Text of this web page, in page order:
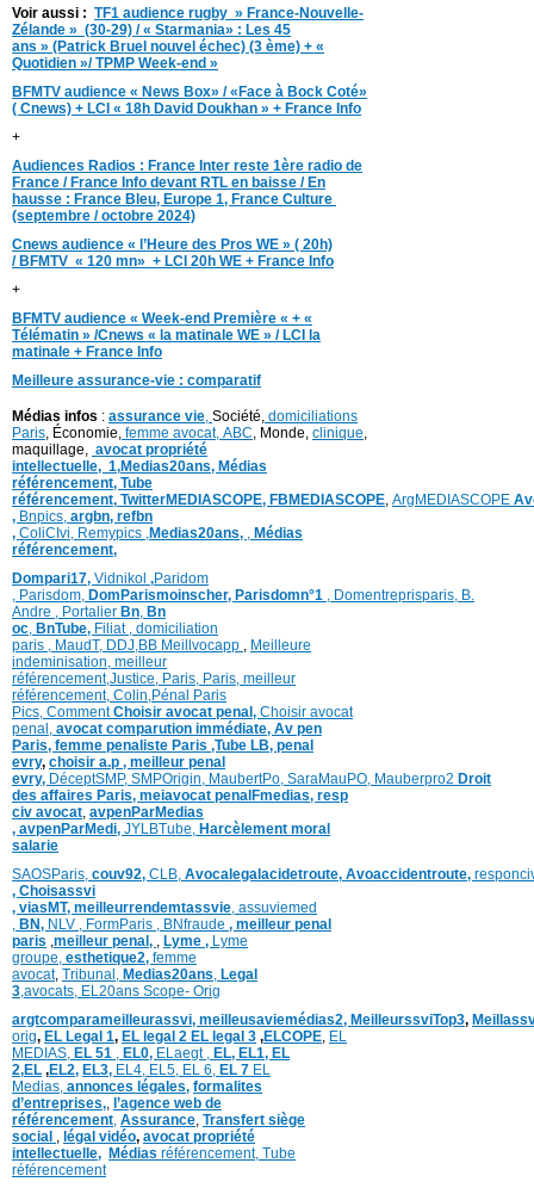
Voir aussi : TF1 audience rugby » France-Nouvelle-
Zélande » (30-29) / « Starmania» : Les 45
ans » (Patrick Bruel nouvel échec) (3 ème) + «
Quotidien »/ TPMP Week-end »
BFMTV audience « News Box» / «Face à Bock Coté»
( Cnews) + LCI « 18h David Doukhan » + France Info
+
Audiences Radios : France Inter reste 1ère radio de
France / France Info devant RTL en baisse / En
hausse : France Bleu, Europe 1, France Culture
(septembre / octobre 2024)
Cnews audience « l’Heure des Pros WE » ( 20h)
/ BFMTV « 120 mn» + LCI 20h WE + France Info
+
BFMTV audience « Week-end Première « + «
Télématin » /Cnews « la matinale WE » / LCI la
matinale + France Info
Meilleure assurance-vie : comparatif
Médias infos : assurance vie, Société, domiciliations
Paris, Économie, femme avocat, ABC, Monde, clinique,
maquillage, avocat propriété
intellectuelle, 1,Medias20ans, Médias
référencement, Tube
référencement, TwitterMEDIASCOPE, FBMEDIASCOPE, ArgMEDIASCOPE
, Bnpics, argbn, refbn
, ColiCIvi, Remypics ,Medias20ans, , Médias
référencement,
Dompari17, Vidnikol ,Paridom
, Parisdom, DomParismoinscher, Parisdomn°1 , Domentreprisparis, B.
Andre , Portalier Bn, Bn
oc, BnTube, Filiat, domiciliation
paris , MaudT, DDJ,BB Meillvocapp , Meilleure
indeminisation, meilleur
référencement,Justice, Paris, Paris, meilleur
référencement, Colin,Pénal Paris
Pics, CommentChoisir avocat penal, Choisir avocat
penal, avocat comparution immédiate, Av pen
Paris, femme penaliste Paris ,Tube LB, penal
evry, choisir a.p , meilleur penal
evry, DéceptSMP, SMPOrigin, MaubertPo, SaraMauPO, Mauberpro2 Droit
des affaires Paris, meiavocat penalFmedias, resp
civ avocat, avpenParMedias
, avpenParMedi, JYLBTube, Harcèlement moral
salarie
SAOSParis, couv92, CLB, Avocalegalacidetroute, Avoaccidentroute,
, Choisassvi
, viasMT, meilleurrendemtassvie, assuviemed
, BN, NLV , FormParis , BNfraude , meilleur penal
paris ,meilleur penal, , Lyme , Lyme
groupe, esthetique2, femme
avocat, Tribunal, Medias20ans, Legal
3,avocats, EL20ans Scope- Orig
argtcomparameilleurassvi, meilleusaviemédias2, MeilleurssviTop3,
orig, EL Legal 1, EL legal 2 EL legal 3 ,ELCOPE, EL
MEDIAS, EL 51 , EL0, ELaegt , EL, EL1, EL
2,EL ,EL2, EL3, EL4, EL5, EL 6, EL 7 EL
Medias, annonces légales, formalites
d’entreprises,, l’agence web de
référencement, Assurance, Transfert siège
social , légal vidéo, avocat propriété
intellectuelle, Médias référencement, Tube
référencement